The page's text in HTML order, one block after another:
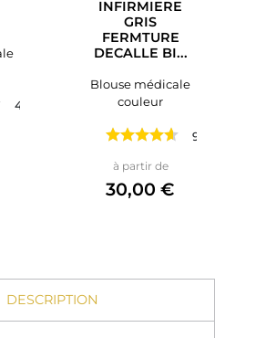
4 avis
INFIRMIERE
GRIS
FERMTURE
DECALLE BI...
Blouse médicale
couleur
9 avis
à partir dePrix
30,00 €
DESCRIPTION